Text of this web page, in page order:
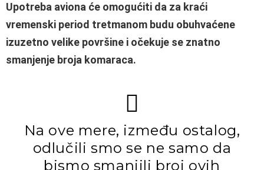
Upotreba aviona će omogućiti da za kraći
vremenski period tretmanom budu obuhvaćene
izuzetno velike površine i očekuje se znatno
smanjenje broja komaraca.
Na ove mere, između ostalog,
odlučili smo se ne samo da
bismo smanjili broj ovih